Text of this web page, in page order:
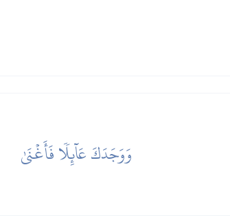
وَوَجَدَكَ عَآئِلٗا فَأَغۡنَىٰ